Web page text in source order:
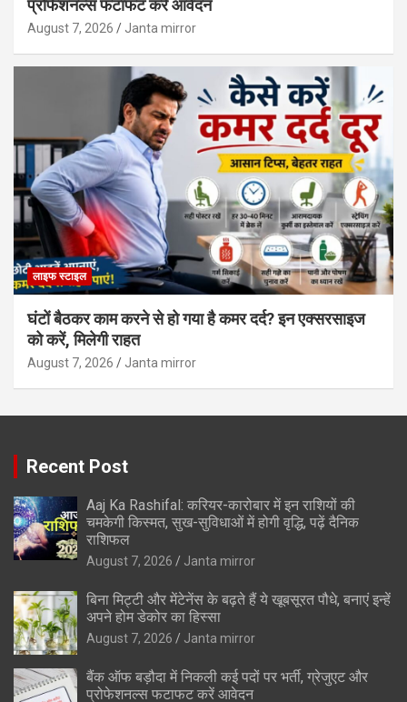
प्रोफेशनल्स फटाफट करें आवेदन
August 7, 2026 Janta mirror
लाइफ स्टाइल
घंटों बैठकर काम करने से हो गया है कमर दर्द? इन एक्सरसाइज
को करें, मिलेगी राहत
August 7, 2026 Janta mirror
Recent Post
Aaj Ka Rashifal: करियर-कारोबार में इन राशियों की
चमकेगी किस्मत, सुख-सुविधाओं में होगी वृद्धि, पढ़ें दैनिक
राशिफल
August 7, 2026 Janta mirror
बिना मिट्टी और मेंटेनेंस के बढ़ते हैं ये खूबसूरत पौधे, बनाएं इन्‍हें
अपने होम डेकोर का हिस्‍सा
August 7, 2026 Janta mirror
बैंक ऑफ बड़ौदा में निकली कई पदों पर भर्ती, ग्रेजुएट और
प्रोफेशनल्स फटाफट करें आवेदन